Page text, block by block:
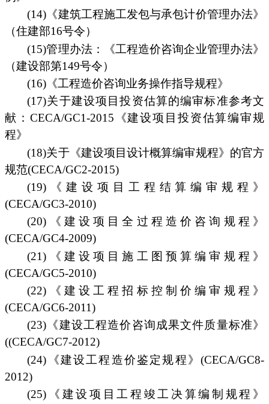
(14)《建筑工程施工发包与承包计价管理办法》
（住建部16号令）
(15)管理办法：《工程造价咨询企业管理办法》
（建设部第149号令）
(16)《工程造价咨询业务操作指导规程》
(17)关于建设项目投资估算的编审标准参考文
献：CECA/GC1-2015《建设项目投资估算编审规
程》
(18)关于《建设项目设计概算编审规程》的官方
规范(CECA/GC2-2015)
(19)《建设项目工程结算编审规程》
(CECA/GC3-2010)
(20)《建设项目全过程造价咨询规程》
(CECA/GC4-2009)
(21)《建设项目施工图预算编审规程》
(CECA/GC5-2010)
(22)《建设工程招标控制价编审规程》
(CECA/GC6-2011)
(23)《建设工程造价咨询成果文件质量标准》
((CECA/GC7-2012)
(24)《建设工程造价鉴定规程》(CECA/GC8-
2012)
(25)《建设项目工程竣工决算编制规程》